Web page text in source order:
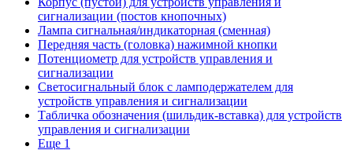
сигнализации (постов кнопочных)
Лампа сигнальная/индикаторная (сменная)
Передняя часть (головка) нажимной кнопки
Потенциометр для устройств управления и
сигнализации
Светосигнальный блок с ламподержателем для
устройств управления и сигнализации
Табличка обозначения (шильдик-вставка) для устройств
управления и сигнализации
Еще 1